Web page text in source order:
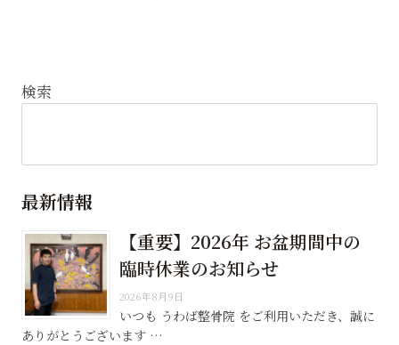
検索
最新情報
【重要】2026年 お盆期間中の
臨時休業のお知らせ
2026年8月9日
いつも うわば整骨院 をご利用いただき、誠に
ありがとうございます …